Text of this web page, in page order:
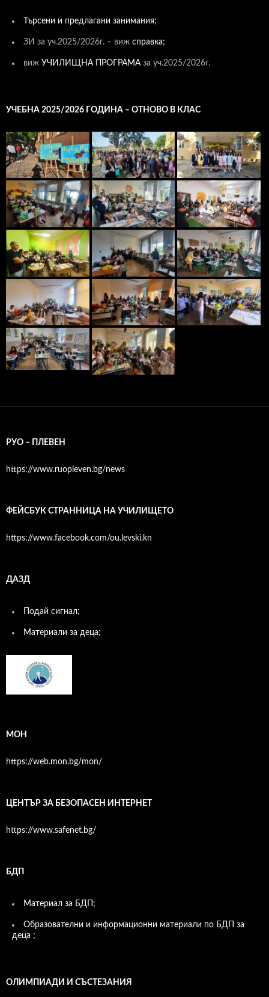
Търсени и предлагани занимания;
ЗИ за уч.2025/2026г. – виж справка;
виж УЧИЛИЩНА ПРОГРАМАза уч.2025/2026г.
УЧЕБНА 2025/2026 ГОДИНА – ОТНОВО В КЛАС
РУО – ПЛЕВЕН
https://www.ruopleven.bg/news
ФЕЙСБУК СТРАННИЦА НА УЧИЛИЩЕТО
https://www.facebook.com/ou.levski.kn
ДАЗД
Подай сигнал;
Материали за деца;
МОН
https://web.mon.bg/mon/
ЦЕНТЪР ЗА БЕЗОПАСЕН ИНТЕРНЕТ
https://www.safenet.bg/
БДП
Материал за БДП;
Образователни и информационни материали по БДП за
деца ;
ОЛИМПИАДИ И СЪСТЕЗАНИЯ